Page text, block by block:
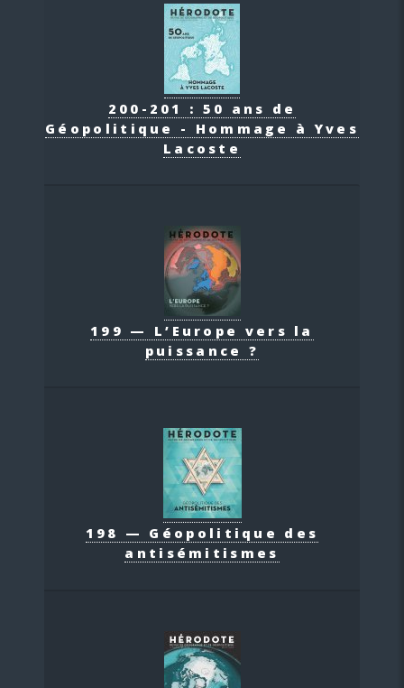
200-201 : 50 ans de
Géopolitique - Hommage à Yves
Lacoste
199 — L’Europe vers la
puissance ?
198 — Géopolitique des
antisémitismes